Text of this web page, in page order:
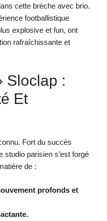
cette brèche avec brio.
footballistique
explosive et fun, ont
rafraîchissante et
Sloclap :
Et
Fort du succès
studio parisien s’est forgé
de :
profonds et